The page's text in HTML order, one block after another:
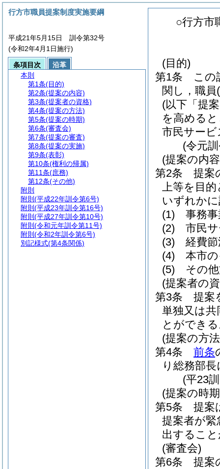
○行方市
(目的)
第1条
この
関し，職員
(以下「提
を高める
市民サー
(令元
(提案の内
第2条
提案
上等を目
いずれか
(1)
事務
(2)
市民
(3)
経費
(4)
本市
(5)
その
(提案者の
第3条
提案
単独又は
とができ
(提案の方
第4条
前条
り総務部
(平23
(提案の時
第5条
提案
提案者が
出するこ
(審査会)
第6条
提案
行方市職員提案制度実施要綱
平成21年5月15日 訓令第32号
(令和2年4月1日施行)
条項目次
沿革
本則
第1条(目的)
第2条(提案の内容)
第3条(提案者の資格)
第4条(提案の方法)
第5条(提案の時期)
第6条(審査会)
第7条(提案の審査)
第8条(提案の実施)
第9条(表彰)
第10条(権利の帰属)
第11条(庶務)
第12条(その他)
附則
附則 (平成22年訓令第6号)
附則 (平成23年訓令第16号)
附則 (平成27年訓令第10号)
附則 (令和元年訓令第11号)
附則 (令和2年訓令第6号)
別記様式(第4条関係)